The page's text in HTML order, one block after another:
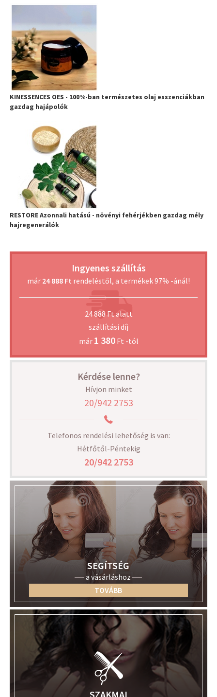
KINESSENCES OES - 100%-ban természetes olaj esszenciákban
gazdag hajápolók
RESTORE Azonnali hatású - növényi fehérjékben gazdag mély
hajregenerálók
Ingyenes szállítás
már 24 888 Ft rendeléstől, a termékek 97% -ánál!
24 888 Ft alatt
szállítási díj
már 1 380Ft -tól
Kérdése lenne?
Hívjon minket
20/942 2753
Telefonos rendelési lehetőség is van:
Hétfőtől-Péntekig
20/942 2753
SEGÍTSÉG
a vásárláshoz
TOVÁBB
SZAKMAI